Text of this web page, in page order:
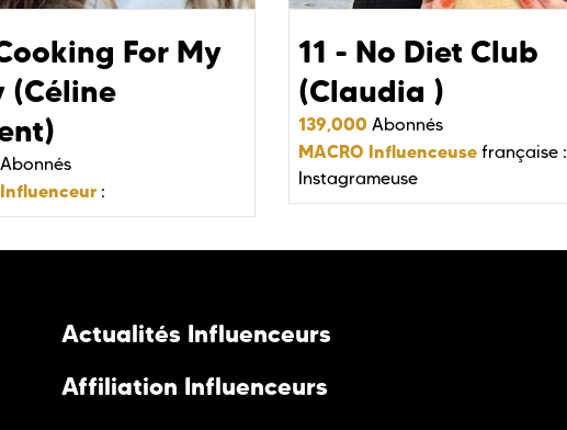
For My
(Céline
Abonnés
:
11 - No Diet Club
(Claudia )
139,000 Abonnés
MACRO Influenceuse française :
Instagrameuse
Actualités Influenceurs
Affiliation Influenceurs